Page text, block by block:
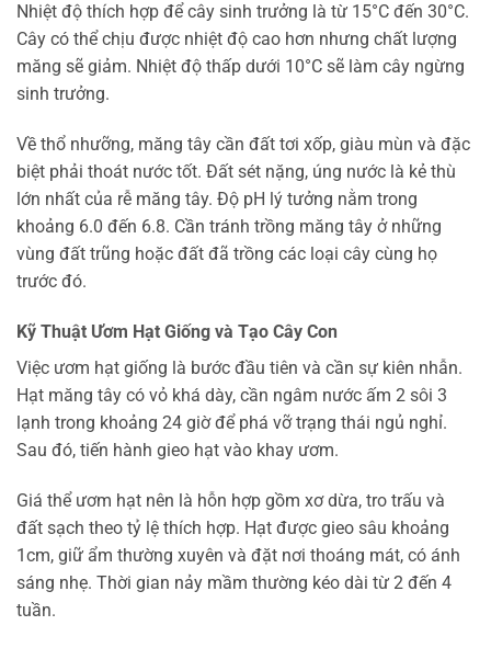
Nhiệt độ thích hợp để cây sinh trưởng là từ 15°C đến 30°C.
Cây có thể chịu được nhiệt độ cao hơn nhưng chất lượng
măng sẽ giảm. Nhiệt độ thấp dưới 10°C sẽ làm cây ngừng
sinh trưởng.
Về thổ nhưỡng, măng tây cần đất tơi xốp, giàu mùn và đặc
biệt phải thoát nước tốt. Đất sét nặng, úng nước là kẻ thù
lớn nhất của rễ măng tây. Độ pH lý tưởng nằm trong
khoảng 6.0 đến 6.8. Cần tránh trồng măng tây ở những
vùng đất trũng hoặc đất đã trồng các loại cây cùng họ
trước đó.
Kỹ Thuật Ươm Hạt Giống và Tạo Cây Con
Việc ươm hạt giống là bước đầu tiên và cần sự kiên nhẫn.
Hạt măng tây có vỏ khá dày, cần ngâm nước ấm 2 sôi 3
lạnh trong khoảng 24 giờ để phá vỡ trạng thái ngủ nghỉ.
Sau đó, tiến hành gieo hạt vào khay ươm.
Giá thể ươm hạt nên là hỗn hợp gồm xơ dừa, tro trấu và
đất sạch theo tỷ lệ thích hợp. Hạt được gieo sâu khoảng
1cm, giữ ẩm thường xuyên và đặt nơi thoáng mát, có ánh
sáng nhẹ. Thời gian nảy mầm thường kéo dài từ 2 đến 4
tuần.